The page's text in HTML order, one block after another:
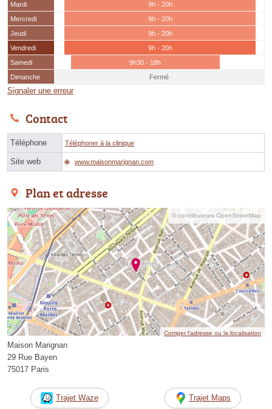
Mardi
9h - 20h
Mercredi
9h - 20h
Jeudi
9h - 20h
Vendredi
9h - 20h
Samedi
9h30 - 18h
Dimanche
Fermé
Signaler une erreur
Contact
Téléphone Téléphoner à la clinique
Site web www.maisonmarignan.com
Plan et adresse
© contributeurs OpenStreetMap
Corriger l’adresse ou la localisation
Maison Marignan
29 Rue Bayen
75017 Paris
Trajet Waze Trajet Maps